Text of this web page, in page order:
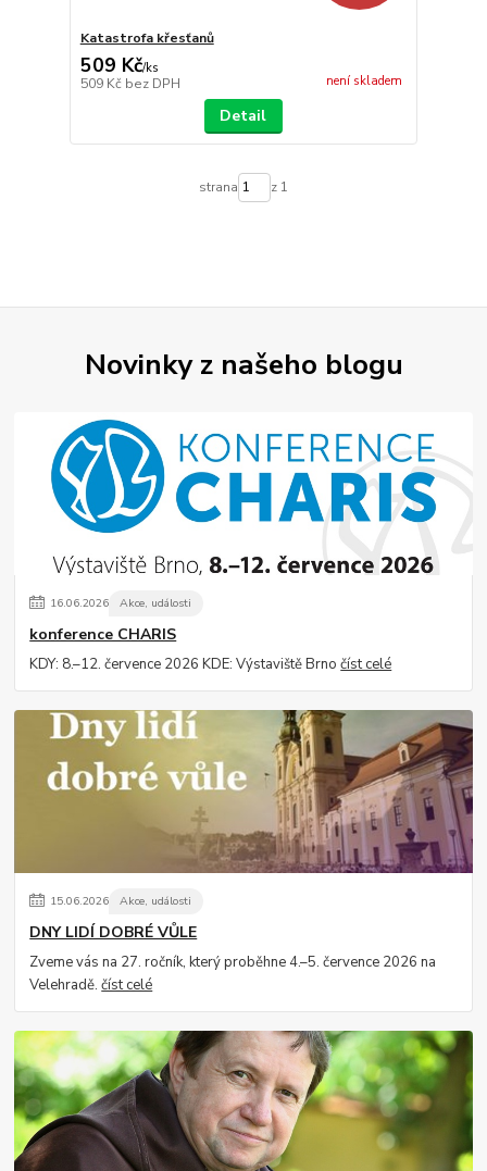
Katastrofa křesťanů
509 Kč/ks
509 Kč bez DPH není skladem
Detail
strana z 1
Novinky z našeho blogu
16.06.2026 Akce, události
konference CHARIS
KDY: 8.–12. července 2026 KDE: Výstaviště Brnočíst celé
15.06.2026 Akce, události
DNY LIDÍ DOBRÉ VŮLE
Zveme vás na 27. ročník, který proběhne 4.–5. července 2026 na
Velehradě.číst celé